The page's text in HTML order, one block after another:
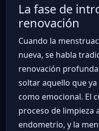
La fase de
renovación
Cuando la
nueva, se habla
renovación
soltar aquello que
como emocional. El
proceso de limpieza
endometrio, y la